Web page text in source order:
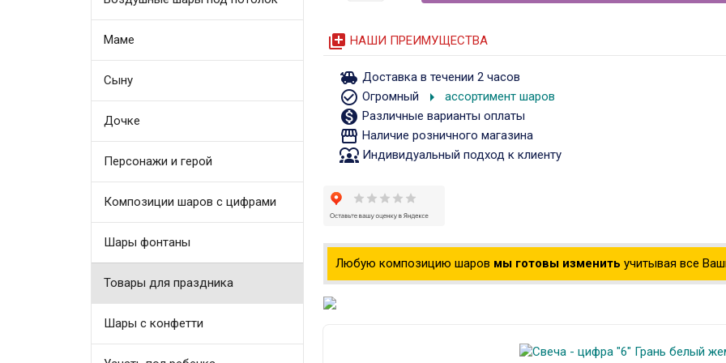
Маме
Сыну
Дочке
Персонажи и герой
Композиции шаров с цифрами
Шары фонтаны
Товары для праздника
Шары с конфетти
queue НАШИ ПРЕИМУЩЕСТВА
toys Доставка в течении 2 часов
check_circle_outline Огромный arrow_right ассортимент шаров
monetization_on Различные варианты оплаты
storefront Наличие розничного магазина
diversity_1Индивидуальный подход к клиенту
Любую композицию шаров мы готовы изменить учитывая все